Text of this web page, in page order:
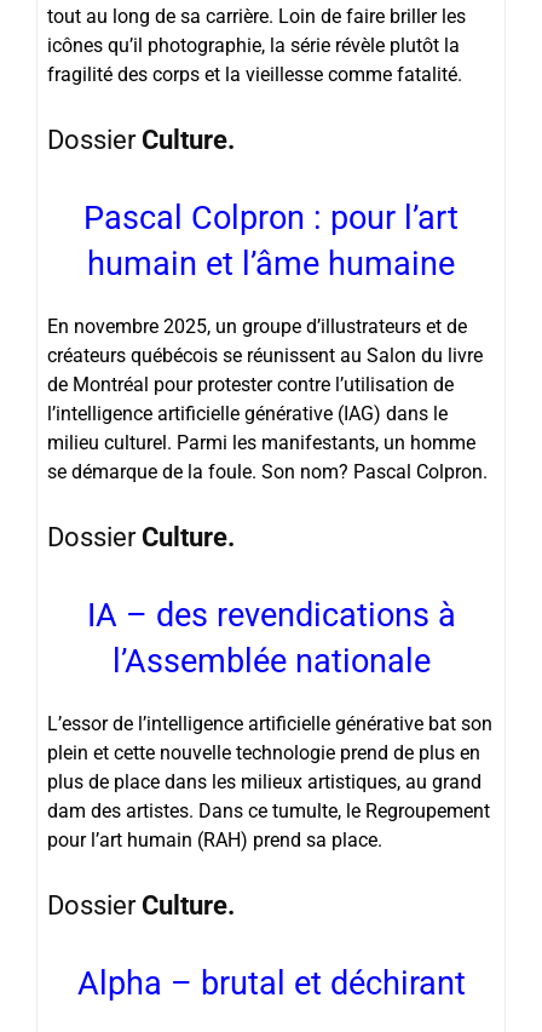
tout au long de sa carrière. Loin de faire briller les
icônes qu’il photographie, la série révèle plutôt la
fragilité des corps et la vieillesse comme fatalité.
Dossier Culture.
Pascal Colpron : pour l’art
humain et l’âme humaine
En novembre 2025, un groupe d’illustrateurs et de
créateurs québécois se réunissent au Salon du livre
de Montréal pour protester contre l’utilisation de
l’intelligence artificielle générative (IAG) dans le
milieu culturel. Parmi les manifestants, un homme
se démarque de la foule. Son nom? Pascal Colpron.
Dossier Culture.
IA – des revendications à
l’Assemblée nationale
L’essor de l’intelligence artificielle générative bat son
plein et cette nouvelle technologie prend de plus en
plus de place dans les milieux artistiques, au grand
dam des artistes. Dans ce tumulte, le Regroupement
pour l’art humain (RAH) prend sa place.
Dossier Culture.
Alpha – brutal et déchirant